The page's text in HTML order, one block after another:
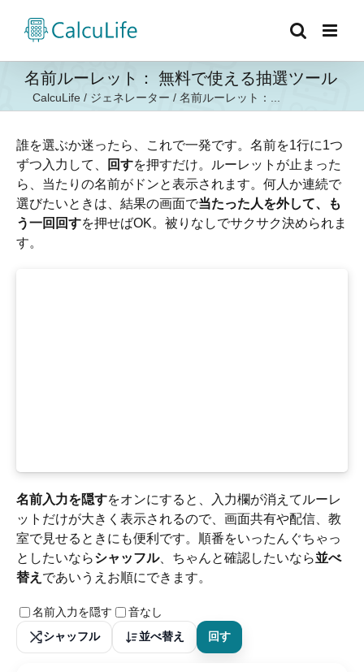
名前ルーレット： 無料で使える抽選ツール
CalcuLife / ジェネレーター / 名前ルーレット：...
誰を選ぶか迷ったら、これで一発です。名前を1行に1つ
ずつ入力して、
回すを押すだけ。ルーレットが止まった
ら、当たりの名前がドンと表示されます。何人か連続で
選びたいときは、結果の画面で当たった人を外して、も
う一回回すを押せばOK。被りなしでサクサク決められま
す。
名前入力を隠すをオンにすると、入力欄が消えてルーレ
ットだけが大きく表示されるので、画面共有や配信、教
室で見せるときにも便利です。順番をいったんぐちゃっ
としたいならシャッフル、ちゃんと確認したいなら並べ
替え であいうえお順にできます。
名前入力を隠す
音なし
シャッフル
並べ替え 回す